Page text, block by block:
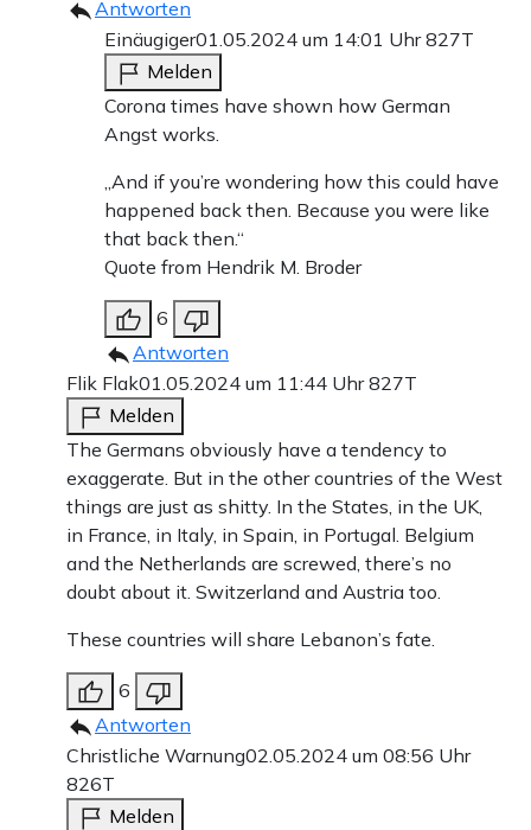
Antworten
Einäugiger01.05.2024 um 14:01 Uhr827T
Melden
Corona times have shown how German
Angst works.
„And if you’re wondering how this could have
happened back then. Because you were like
that back then.“
Quote from Hendrik M. Broder
6
Antworten
Flik Flak01.05.2024 um 11:44 Uhr827T
Melden
The Germans obviously have a tendency to
exaggerate. But in the other countries of the West
things are just as shitty. In the States, in the UK,
in France, in Italy, in Spain, in Portugal. Belgium
and the Netherlands are screwed, there’s no
doubt about it. Switzerland and Austria too.
These countries will share Lebanon’s fate.
6
Antworten
Christliche Warnung02.05.2024 um 08:56 Uhr
826T
Melden